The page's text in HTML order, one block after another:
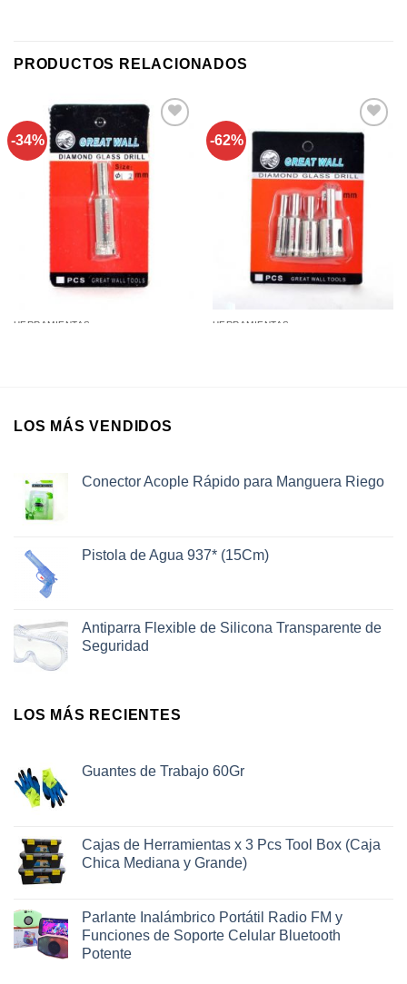
PRODUCTOS RELACIONADOS
-34%
Añadir a
HERRAMIENTAS
-62%
Añadir a
favoritos
HERRAMIENTAS
LOS MÁS VENDIDOS
Conector Acople Rápido para Manguera Riego
Pistola de Agua 937* (15Cm)
Antiparra Flexible de Silicona Transparente de
Seguridad
LOS MÁS RECIENTES
Guantes de Trabajo 60Gr
Cajas de Herramientas x 3 Pcs Tool Box (Caja
Chica Mediana y Grande)
Parlante Inalámbrico Portátil Radio FM y
Funciones de Soporte Celular Bluetooth
Potente